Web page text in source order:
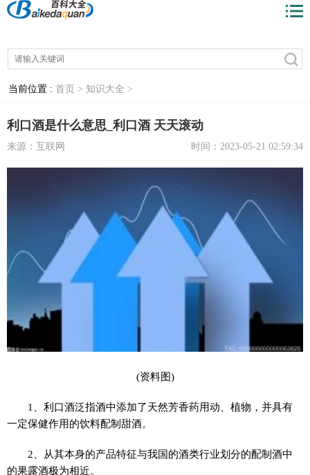
当前位置 : 首页 > 知识大全 >
利口酒是什么意思_利口酒 天天滚动
来源：互联网 时间：2023-05-21 02:59:34
(资料图)
1、利口酒泛指酒中添加了天然芳香药用动、植物，并具有
一定保健作用的饮料配制甜酒。
2、从其本身的产品特征与我国的酒类行业划分的配制酒中
的果露酒极为相近。